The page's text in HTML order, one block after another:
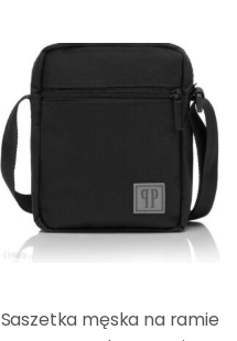
Saszetka męska na ramie